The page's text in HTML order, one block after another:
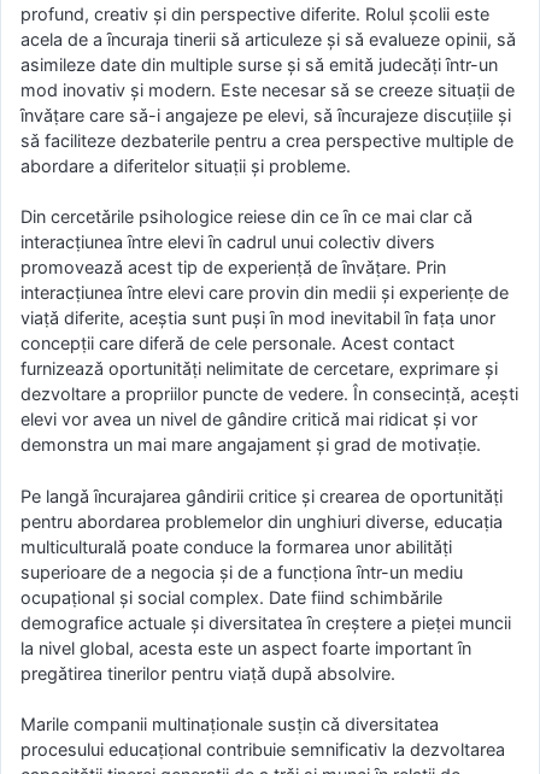
profund, creativ şi din perspective diferite. Rolul şcolii este
acela de a ȋncuraja tinerii sǎ articuleze şi sǎ evalueze opinii, sǎ
asimileze date din multiple surse şi sǎ emitǎ judecǎṭi ȋntr-un
mod inovativ şi modern. Este necesar sǎ se creeze situaṭii de
ȋnvǎṭare care sǎ-i angajeze pe elevi, sǎ ȋncurajeze discuṭiile şi
sǎ faciliteze dezbaterile pentru a crea perspective multiple de
abordare a diferitelor situaṭii şi probleme.
Din cercetǎrile psihologice reiese din ce ȋn ce mai clar cǎ
interacṭiunea ȋntre elevi ȋn cadrul unui colectiv divers
promoveazǎ acest tip de experienṭǎ de ȋnvǎṭare. Prin
interacṭiunea ȋntre elevi care provin din medii şi experienṭe de
viaṭǎ diferite, aceştia sunt puşi ȋn mod inevitabil ȋn faṭa unor
concepṭii care diferǎ de cele personale. Acest contact
furnizeazǎ oportunitǎṭi nelimitate de cercetare, exprimare şi
dezvoltare a propriilor puncte de vedere. În consecinṭǎ, aceşti
elevi vor avea un nivel de gândire criticǎ mai ridicat şi vor
demonstra un mai mare angajament şi grad de motivaṭie.
Pe langǎ ȋncurajarea gândirii critice şi crearea de oportunitǎṭi
pentru abordarea problemelor din unghiuri diverse, educaṭia
multiculturalǎ poate conduce la formarea unor abilitǎṭi
superioare de a negocia şi de a funcṭiona ȋntr-un mediu
ocupaṭional şi social complex. Date fiind schimbǎrile
demografice actuale şi diversitatea ȋn creştere a pieṭei muncii
la nivel global, acesta este un aspect foarte important ȋn
pregǎtirea tinerilor pentru viaṭǎ dupǎ absolvire.
Marile companii multinaṭionale susṭin cǎ diversitatea
procesului educaṭional contribuie semnificativ la dezvoltarea